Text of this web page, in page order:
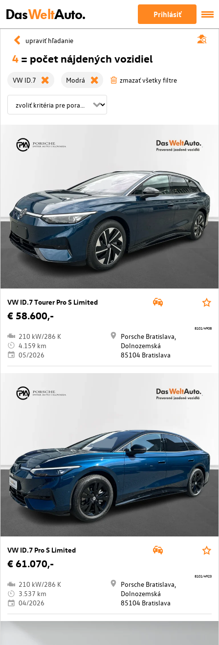
DasWeltAuto. Prihlásiť
upraviť hľadanie
4 = počet nájdených vozidiel
VW ID.7 Modrá zmazať všetky filtre
VW ID.7 Tourer Pro S Limited
€ 58.600,-
210 kW/286 K
4.159 km
05/2026
Porsche Bratislava,
Dolnozemská
85104 Bratislava
8101/4908
VW ID.7 Pro S Limited
€ 61.070,-
210 kW/286 K
3.537 km
04/2026
Porsche Bratislava,
Dolnozemská
85104 Bratislava
8101/4923